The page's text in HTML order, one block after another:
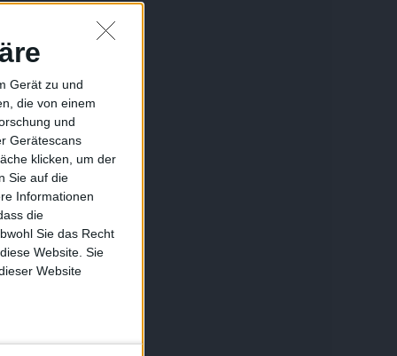
Gerät zu und
die von einem
und
Gerätescans
klicken, um der
Sie auf die
Informationen
die
Sie das Recht
Website. Sie
Website